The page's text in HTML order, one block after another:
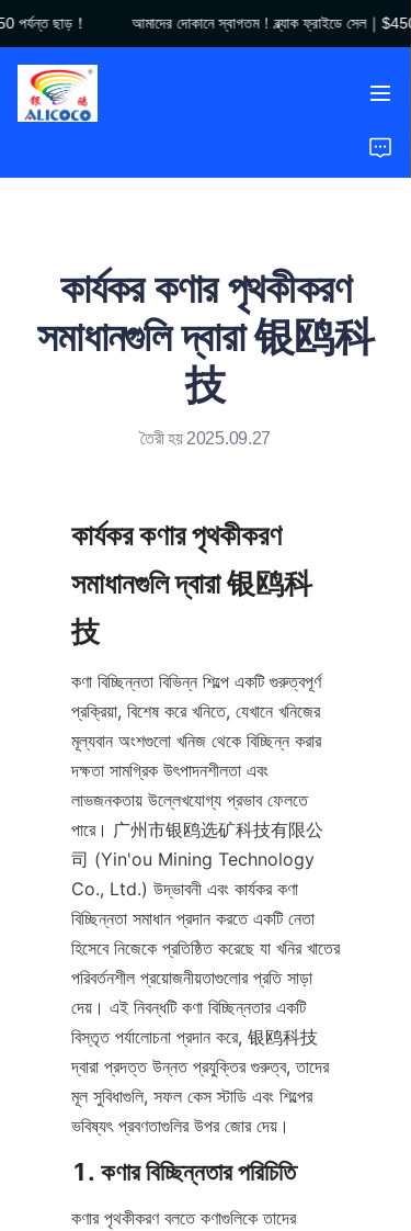
ছাড়！
আমাদের দোকানে স্বাগতম！ব্ল্যাক ফ্রাইডে সেল｜$450
আমাদের দোকানে স্বাগতম！
কার্যকর কণার পৃথকীকরণ
সমাধানগুলি দ্বারা 银鸥科
技
তৈরী হয় 2025.09.27
কার্যকর কণার পৃথকীকরণ
সমাধানগুলি দ্বারা 银鸥科
技
কণা বিচ্ছিন্নতা বিভিন্ন শিল্পে একটি গুরুত্বপূর্ণ
প্রক্রিয়া, বিশেষ করে খনিতে, যেখানে খনিজের
মূল্যবান অংশগুলো খনিজ থেকে বিচ্ছিন্ন করার
দক্ষতা সামগ্রিক উৎপাদনশীলতা এবং
লাভজনকতায় উল্লেখযোগ্য প্রভাব ফেলতে
পারে। 广州市银鸥选矿科技有限公
司 (Yin'ou Mining Technology
Co., Ltd.) উদ্ভাবনী এবং কার্যকর কণা
বিচ্ছিন্নতা সমাধান প্রদান করতে একটি নেতা
হিসেবে নিজেকে প্রতিষ্ঠিত করেছে যা খনির খাতের
পরিবর্তনশীল প্রয়োজনীয়তাগুলোর প্রতি সাড়া
দেয়। এই নিবন্ধটি কণা বিচ্ছিন্নতার একটি
বিস্তৃত পর্যালোচনা প্রদান করে, 银鸥科技
দ্বারা প্রদত্ত উন্নত প্রযুক্তির গুরুত্ব, তাদের
মূল সুবিধাগুলি, সফল কেস স্টাডি এবং শিল্পের
ভবিষ্যৎ প্রবণতাগুলির উপর জোর দেয়।
1. কণার বিচ্ছিন্নতার পরিচিতি
কণার পৃথকীকরণ বলতে কণাগুলিকে তাদের
হোম
পণ্য
কেস স্টাডিজ
আমাদের সম্পর্কে